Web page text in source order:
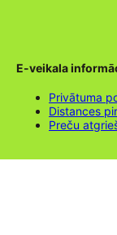
E-veikala
Privātuma
Distances
Preču